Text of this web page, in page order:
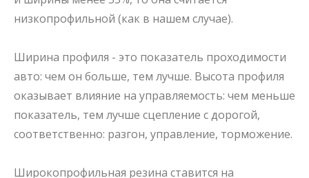
низкопрофильной (как в нашем случае).
Ширина профиля - это показатель проходимости
авто: чем он больше, тем лучше. Высота профиля
оказывает влияние на управляемость: чем меньше
показатель, тем лучше сцепление с дорогой,
соответственно: разгон, управление, торможение.
Широкопрофильная резина ставится на